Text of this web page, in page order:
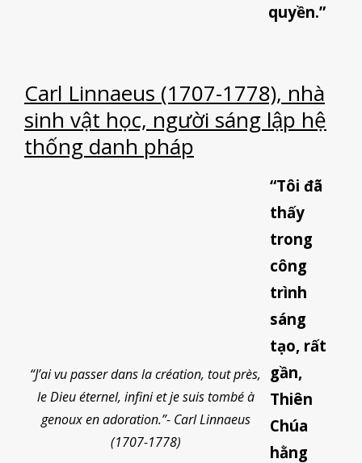
quyền.”
Carl Linnaeus (1707-1778), nhà
sinh vật học, người sáng lập hệ
thống danh pháp
“J’ai vu passer dans la création, tout près,
le Dieu éternel, infini et je suis tombé à
genoux en adoration.”- Carl Linnaeus
(1707-1778)
“Tôi đã
thấy
trong
công
trình
sáng
tạo, rất
gần,
Thiên
Chúa
hằng